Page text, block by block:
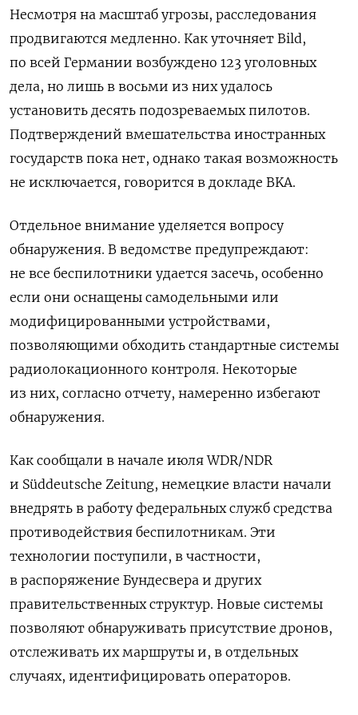
Несмотря на масштаб угрозы, расследования
продвигаются медленно. Как уточняет Bild,
по всей Германии возбуждено 123 уголовных
дела, но лишь в восьми из них удалось
установить десять подозреваемых пилотов.
Подтверждений вмешательства иностранных
государств пока нет, однако такая возможность
не исключается, говорится в докладе BKA.
Отдельное внимание уделяется вопросу
обнаружения. В ведомстве предупреждают:
не все беспилотники удается засечь, особенно
если они оснащены самодельными или
модифицированными устройствами,
позволяющими обходить стандартные системы
радиолокационного контроля. Некоторые
из них, согласно отчету, намеренно избегают
обнаружения.
Как сообщали в начале июля WDR/NDR
и Süddeutsche Zeitung, немецкие власти начали
внедрять в работу федеральных служб средства
противодействия беспилотникам. Эти
технологии поступили, в частности,
в распоряжение Бундесвера и других
правительственных структур. Новые системы
позволяют обнаруживать присутствие дронов,
отслеживать их маршруты и, в отдельных
случаях, идентифицировать операторов.